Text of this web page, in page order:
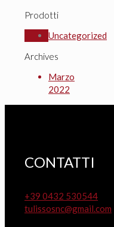
Prodotti
Uncategorized
Archives
Marzo
2022
CONTATTI
+39 0432 530544
tulissosnc@gmail.com